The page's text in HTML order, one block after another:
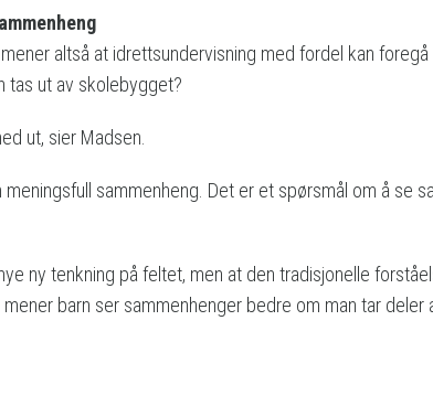
altså at idrettsundervisning med fordel kan
tas ut av skolebygget?
ut, sier Madsen.
sammenheng. Det er et spørsmål om å se
ny tenkning på feltet, men at den tradisjonelle
barn ser sammenhenger bedre om man tar deler